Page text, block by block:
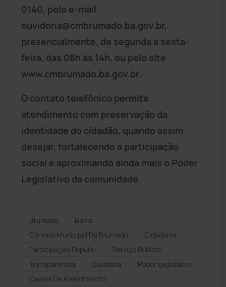
0140, pelo e-mail
ouvidoria@cmbrumado.ba.gov.br,
presencialmente, de segunda a sexta-
feira, das 08h às 14h, ou pelo site
www.cmbrumado.ba.gov.br.
O contato telefônico permite
atendimento com preservação da
identidade do cidadão, quando assim
desejar, fortalecendo a participação
social e aproximando ainda mais o Poder
Legislativo da comunidade.
Brumado
Bahia
Câmara Municipal De Brumado
Cidadania
Participação Popular
Serviço Público
Transparência
Ouvidoria
Poder Legislativo
Canais De Atendimento